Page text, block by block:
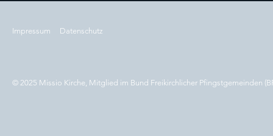
Impressum Datenschutz
© 2025 Missio Kirche, Mitglied im Bund Freikirchlicher Pfingstgemeinden